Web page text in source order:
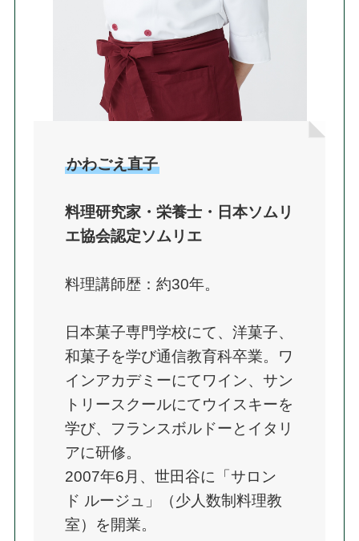
かわごえ直子
料理研究家・栄養士・日本ソムリ
エ協会認定ソムリエ
料理講師歴：約30年。
日本菓子専門学校にて、洋菓子、
和菓子を学び通信教育科卒業。ワ
インアカデミーにてワイン、サン
トリースクールにてウイスキーを
学び、フランスボルドーとイタリ
アに研修。
2007年6月、世田谷に「サロン
ド ルージュ」（少人数制料理教
室）を開業。